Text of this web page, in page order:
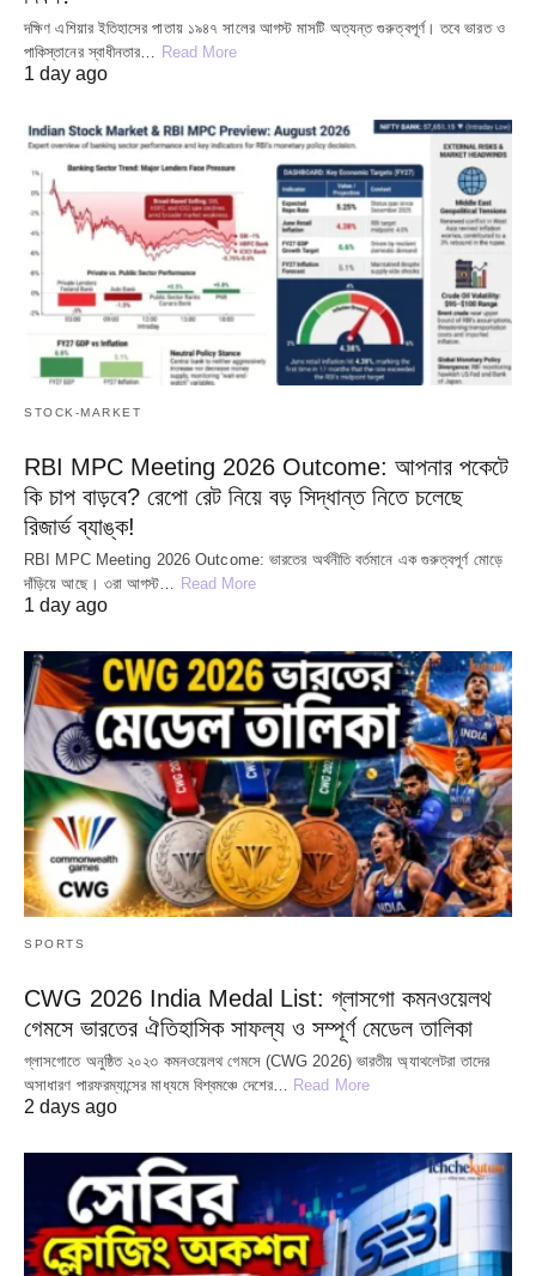
দক্ষিণ এশিয়ার ইতিহাসের পাতায় ১৯৪৭ সালের আগস্ট মাসটি অত্যন্ত গুরুত্বপূর্ণ। তবে ভারত ও
পাকিস্তানের স্বাধীনতার… Read More
1 day ago
STOCK-MARKET
RBI MPC Meeting 2026 Outcome: আপনার পকেটে
কি চাপ বাড়বে? রেপো রেট নিয়ে বড় সিদ্ধান্ত নিতে চলেছে
রিজার্ভ ব্যাঙ্ক!
RBI MPC Meeting 2026 Outcome: ভারতের অর্থনীতি বর্তমানে এক গুরুত্বপূর্ণ মোড়ে
দাঁড়িয়ে আছে। ৩রা আগস্ট…
Read More
1 day ago
SPORTS
CWG 2026 India Medal List: গ্লাসগো কমনওয়েলথ
গেমসে ভারতের ঐতিহাসিক সাফল্য ও সম্পূর্ণ মেডেল তালিকা
গ্লাসগোতে অনুষ্ঠিত ২০২৩ কমনওয়েলথ গেমসে (CWG 2026) ভারতীয় অ্যাথলেটরা তাদের
অসাধারণ পারফরম্যান্সের মাধ্যমে বিশ্বমঞ্চে দেশের… Read More
2 days ago